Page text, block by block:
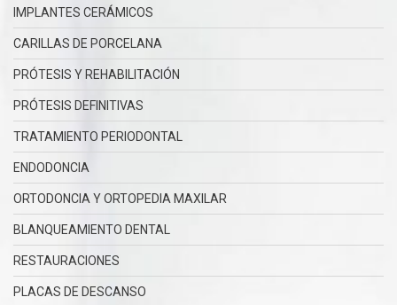
IMPLANTES CERÁMICOS
CARILLAS DE PORCELANA
PRÓTESIS Y REHABILITACIÓN
PRÓTESIS DEFINITIVAS
TRATAMIENTO PERIODONTAL
ENDODONCIA
ORTODONCIA Y ORTOPEDIA MAXILAR
BLANQUEAMIENTO DENTAL
RESTAURACIONES
PLACAS DE DESCANSO